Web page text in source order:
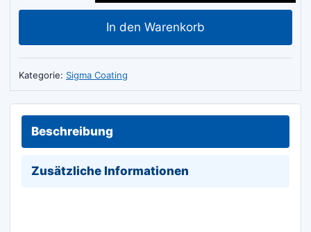
Gloss
Buntlack
Weiß
Menge
In den Warenkorb
Kategorie: Sigma Coating
Beschreibung
Zusätzliche Informationen